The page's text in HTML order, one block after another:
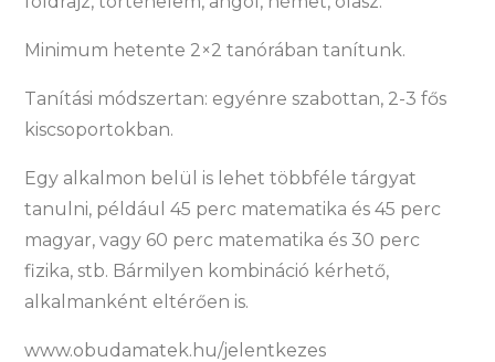
Minimum hetente 2×2 tanórában tanítunk.
Tanítási módszertan: egyénre szabottan, 2-3 fős
kiscsoportokban.
Egy alkalmon belül is lehet többféle tárgyat
tanulni, például 45 perc matematika és 45 perc
magyar, vagy 60 perc matematika és 30 perc
fizika, stb. Bármilyen kombináció kérhető,
alkalmanként eltérően is.
www.obudamatek.hu/jelentkezes